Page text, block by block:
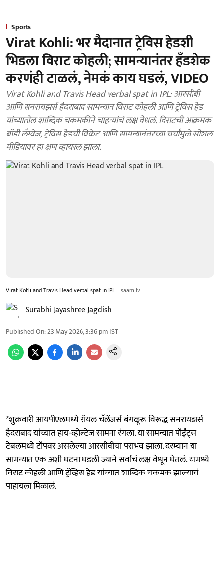
Sports
Virat Kohli: भर मैदानात ट्रेविस हेडशी
भिडला विराट कोहली; सामन्यानंतर हँडशेक
करणंही टाळलं, नेमकं काय घडलं, VIDEO
Virat Kohli and Travis Head verbal spat in IPL: आरसीबी
आणि सनरायझर्स हैदराबाद सामन्यात विराट कोहली आणि ट्रेविस हेड
यांच्यातील शाब्दिक चकमकीने चाहत्यांचं लक्ष वेधलं. विराटची आक्रमक
बॉडी लँग्वेज, ट्रेविस हेडची विकेट आणि सामन्यानंतरच्या चर्चांमुळे सोशल
मीडियावर हा क्षण व्हायरल झाला.
Virat Kohli and Travis Head verbal spat in IPL saam tv
Surabhi Jayashree Jagdish
Published On:23 May 2026, 3:36 pm IST
*शुक्रवारी आयपीएलमध्ये रॉयल चॅलेंजर्स बंगळूरू विरूद्ध सनरायझर्स
हैदराबाद यांच्यात हाय-व्होल्टेज सामना रंगला. या सामन्यात पॉईंट्स
टेबलमध्ये टॉपवर असलेल्या आरसीबीचा पराभव झाला. दरम्यान या
सामन्यात एक अशी घटना घडली ज्याने सर्वांचं लक्ष वेधून घेतलं. यामध्ये
विराट कोहली आणि ट्रॅव्हिस हेड यांच्यात शा‍ब्दिक चकमक झाल्याचं
पाहायला मिळालं.